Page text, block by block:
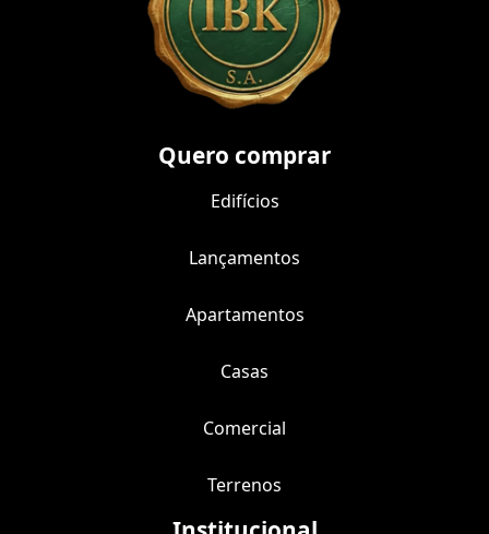
Quero comprar
Edifícios
Lançamentos
Apartamentos
Casas
Comercial
Terrenos